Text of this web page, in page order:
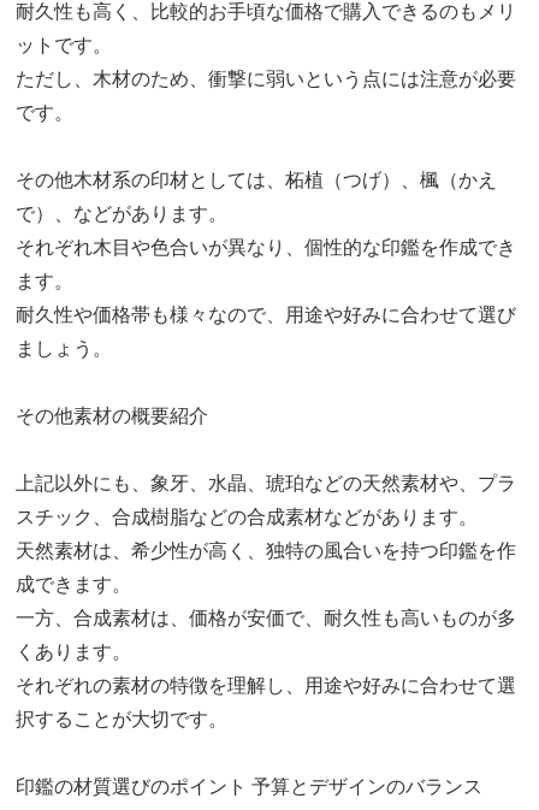
耐久性も高く、比較的お手頃な価格で購入できるのもメリ
ットです。
ただし、木材のため、衝撃に弱いという点には注意が必要
です。
その他木材系の印材としては、柘植（つげ）、楓（かえ
で）、などがあります。
それぞれ木目や色合いが異なり、個性的な印鑑を作成でき
ます。
耐久性や価格帯も様々なので、用途や好みに合わせて選び
ましょう。
その他素材の概要紹介
上記以外にも、象牙、水晶、琥珀などの天然素材や、プラ
スチック、合成樹脂などの合成素材などがあります。
天然素材は、希少性が高く、独特の風合いを持つ印鑑を作
成できます。
一方、合成素材は、価格が安価で、耐久性も高いものが多
くあります。
それぞれの素材の特徴を理解し、用途や好みに合わせて選
択することが大切です。
印鑑の材質選びのポイント 予算とデザインのバランス